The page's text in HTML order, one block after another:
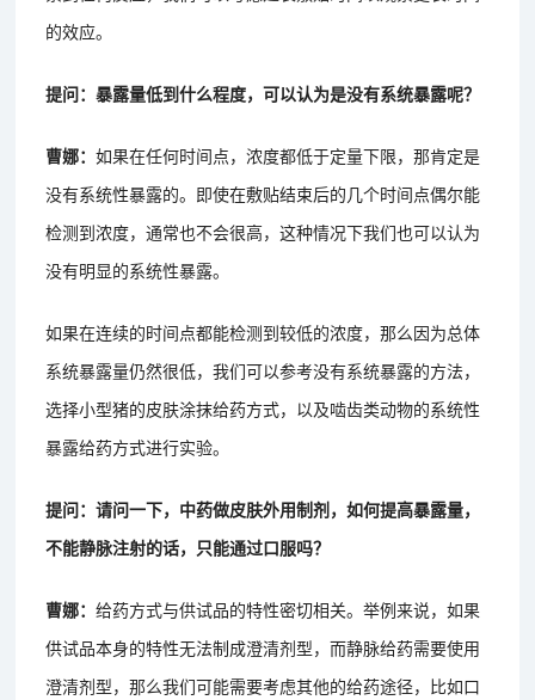
的效应。
提问：暴露量低到什么程度，可以认为是没有系统暴露呢？
曹娜：如果在任何时间点，浓度都低于定量下限，那肯定是
没有系统性暴露的。即使在敷贴结束后的几个时间点偶尔能
检测到浓度，通常也不会很高，这种情况下我们也可以认为
没有明显的系统性暴露。
如果在连续的时间点都能检测到较低的浓度，那么因为总体
系统暴露量仍然很低，我们可以参考没有系统暴露的方法，
选择小型猪的皮肤涂抹给药方式，以及啮齿类动物的系统性
暴露给药方式进行实验。
提问：请问一下，中药做皮肤外用制剂，如何提高暴露量，
不能静脉注射的话，只能通过口服吗？
曹娜：给药方式与供试品的特性密切相关。举例来说，如果
供试品本身的特性无法制成澄清剂型，而静脉给药需要使用
澄清剂型，那么我们可能需要考虑其他的给药途径，比如口